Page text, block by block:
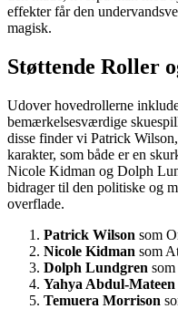
effekter får den
magisk.
Støttende Roller
Udover hovedrollerne
bemærkelsesværdige
disse finder vi Patrick
karakter, som både er en
Nicole Kidman og Dolph
bidrager til den politiske og
overflade.
Patrick Wilson som
Nicole Kidman som
Dolph Lundgren
Yahya Abdul-
Temuera Morrison